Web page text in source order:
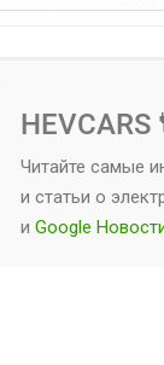
HEVCARS
Читайте самые
и статьи о
и Google